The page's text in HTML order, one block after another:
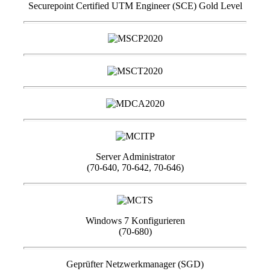
Securepoint Certified UTM Engineer (SCE) Gold Level
Server Administrator
(70-640, 70-642, 70-646)
Windows 7 Konfigurieren
(70-680)
Geprüfter Netzwerkmanager (SGD)